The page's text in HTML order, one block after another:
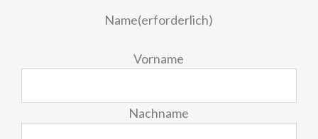
Name(erforderlich)
Vorname
Nachname